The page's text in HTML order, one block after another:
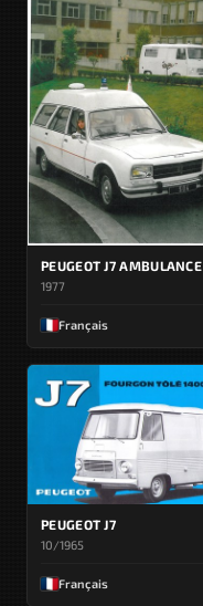
PEUGEOT J7 AMBULANCE
1977
Français
PEUGEOT J7
10/1965
Français